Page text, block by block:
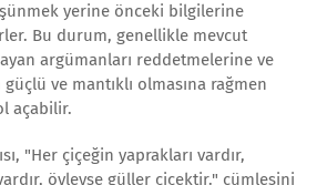
yerine önceki bilgilerine
Bu durum, genellikle mevcut
argümanları reddetmelerine ve
ve mantıklı olmasına rağmen
açabilir.
"Her çiçeğin yaprakları vardır,
öyleyse güller çiçektir." cümlesini